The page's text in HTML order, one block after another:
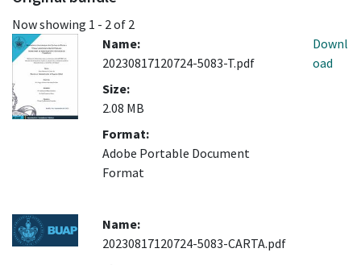
Now showing 1 - 2 of 2
Name:
20230817120724-5083-T.pdf
Size:
2.08 MB
Format:
Adobe Portable Document
Format
Downl
oad
Name:
20230817120724-5083-CARTA.pdf